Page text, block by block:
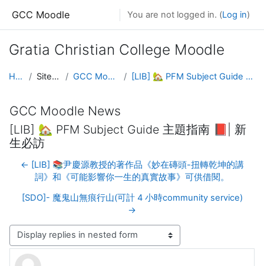
GCC Moodle You are not logged in. (Log in)
Gratia Christian College Moodle
Home Site pages GCC Moodle News [LIB] 🏡 PFM Subject Guide 主題指南 📕| 新生必訪
GCC Moodle News
[LIB] 🏡 PFM Subject Guide 主題指南 📕| 新
生必訪
← [LIB] 📚尹慶源教授的著作品《妙在磚頭-扭轉乾坤的講
詞》和《可能影響你一生的真實故事》可供借閱。
[SDO]- 魔鬼山無痕行山(可計 4 小時community service)
→
Display mode